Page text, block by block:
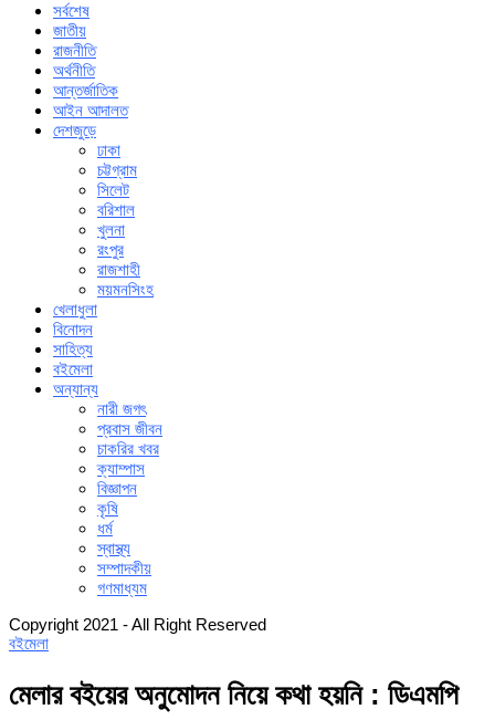
সর্বশেষ
জাতীয়
রাজনীতি
অর্থনীতি
আন্তর্জাতিক
আইন আদালত
দেশজুড়ে
ঢাকা
চট্টগ্রাম
সিলেট
বরিশাল
খুলনা
রংপুর
রাজশাহী
ময়মনসিংহ
খেলাধুলা
বিনোদন
সাহিত্য
বইমেলা
অন্যান্য
নারী জগৎ
প্রবাস জীবন
চাকরির খবর
ক্যাম্পাস
বিজ্ঞাপন
কৃষি
ধর্ম
স্বাস্থ্য
সম্পাদকীয়
গণমাধ্যম
Copyright 2021 - All Right Reserved
বইমেলা
মেলার বইয়ের অনুমোদন নিয়ে কথা হয়নি : ডিএমপি